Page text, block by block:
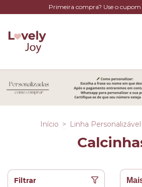
Primeira compra? Use o
Início > Linha Personalizável
Filtrar